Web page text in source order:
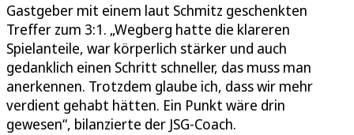
Gastgeber mit einem laut Schmitz geschenkten
Treffer zum 3:1. „Wegberg hatte die klareren
Spielanteile, war körperlich stärker und auch
gedanklich einen Schritt schneller, das muss man
anerkennen. Trotzdem glaube ich, dass wir mehr
verdient gehabt hätten. Ein Punkt wäre drin
gewesen“, bilanzierte der JSG-Coach.